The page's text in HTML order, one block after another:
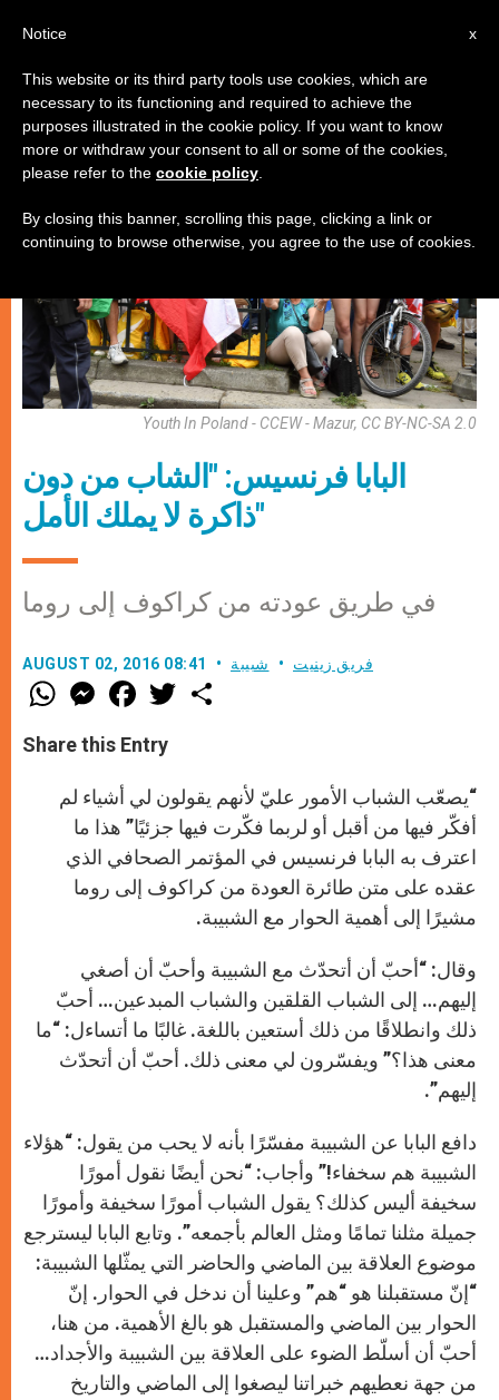
شبيبة
Youth In Poland - CCEW - Mazur, CC BY-NC-SA 2.0
البابا فرنسيس: "الشاب من دون
ذاكرة لا يملك الأمل"
في طريق عودته من كراكوف إلى روما
AUGUST 02, 2016 08:41 فريق زينيت شبيبة
W
h
t
s
p
M
e
s
e
g
e
r
F
a
e
b
o
k
w
r
Share this Entry
“يصعّب الشباب الأمور عليّ لأنهم يقولون لي أشياء لم
أفكّر فيها من أقبل أو لربما فكّرت فيها جزئيًا” هذا ما
اعترف به البابا فرنسيس في المؤتمر الصحافي الذي
عقده على متن طائرة العودة من كراكوف إلى روما
مشيرًا إلى أهمية الحوار مع الشبيبة.
وقال: “أحبّ أن أتحدّث مع الشبيبة وأحبّ أن أصغي
إليهم… إلى الشباب القلقين والشباب المبدعين… أحبّ
ذلك وانطلاقًا من ذلك أستعين باللغة. غالبًا ما أتساءل: “ما
معنى هذا؟” ويفسّرون لي معنى ذلك. أحبّ أن أتحدّث
إليهم”.
دافع البابا عن الشبيبة مفسّرًا بأنه لا يحب من يقول: “هؤلاء
الشبيبة هم سخفاء!” وأجاب: “نحن أيضًا نقول أمورًا
سخيفة أليس كذلك؟ يقول الشباب أمورًا سخيفة وأمورًا
جميلة مثلنا تمامًا ومثل العالم بأجمعه”. وتابع البابا ليسترجع
موضوع العلاقة بين الماضي والحاضر التي يمثّلها الشبيبة:
“إنّ مستقبلنا هو “هم” وعلينا أن ندخل في الحوار. إنّ
الحوار بين الماضي والمستقبل هو بالغ الأهمية. من هنا،
أحبّ أن أسلّط الضوء على العلاقة بين الشبيبة والأجداد…
من جهة نعطيهم خبراتنا ليصغوا إلى الماضي والتاريخ
x
Notice
This website or its third party tools use cookies, which are
necessary to its functioning and required to achieve the
purposes illustrated in the cookie policy. If you want to know
more or withdraw your consent to all or some of the cookies,
please refer to the cookie policy
By closing this banner, scrolling this page, clicking a link or
continuing to browse otherwise, you agree to the use of cookies.